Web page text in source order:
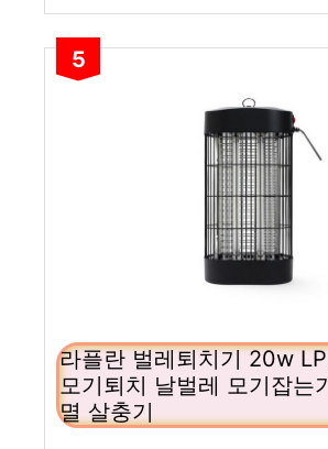
5
라플란 벌레퇴치기 20w
모기퇴치 날벌레 모기잡는
멸 살충기